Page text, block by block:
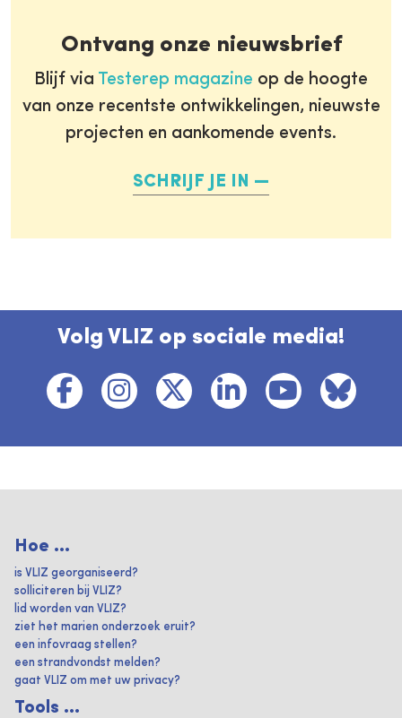
Ontvang onze nieuwsbrief
Blijf via Testerep magazine op de hoogte
van onze recentste ontwikkelingen, nieuwste
projecten en aankomende events.
SCHRIJF JE IN
Volg VLIZ op sociale media!
Hoe ...
is VLIZ georganiseerd?
solliciteren bij VLIZ?
lid worden van VLIZ?
ziet het marien onderzoek eruit?
een infovraag stellen?
een strandvondst melden?
gaat VLIZ om met uw privacy?
Tools ...